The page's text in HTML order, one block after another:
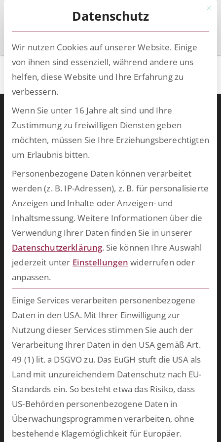
ESCRIBA Designer Basis
Warum ESCRIBA?
ESCRIBA steht für 25 Jahre gelebte Digitalisierung in Unternehmen.
Unser Herz schlägt für digitale Prozesse und skalierbare
Technologien, die wir auf unserer eigenen No- und Low-Code-
Plattform entwickeln. Damit schaffen wir in kurzer Zeit
bahnbrechende Ergebnisse und bringen Ihre Softwarewelt auf
Vordermann. Wählen Sie aus unserem breiten Spektrum an
vorkonfektionierten Lösungen oder lassen Sie uns
maßgeschneiderte Software für Ihren persönlichen Einsatzzweck
entwickeln.mehr >>
Zukünftig mehr über ESCRIBA erfahren?
Ich habe die Hinweise zumDatenschutz zur Kenntnis
genommen.*
Anti-Roboter-Verifizierung
Eintragen
Impressum
Mit
Datenschutz
Wir nutzen Cookies auf unserer Website. Einige
von ihnen sind essenziell, während andere uns
helfen, diese Website und Ihre Erfahrung zu
verbessern.
Wenn Sie unter 16 Jahre alt sind und Ihre
Zustimmung zu freiwilligen Diensten geben
möchten, müssen Sie Ihre Erziehungsberechtigten
um Erlaubnis bitten.
Personenbezogene Daten können verarbeitet
werden (z. B. IP-Adressen), z. B. für personalisierte
Anzeigen und Inhalte oder Anzeigen- und
Inhaltsmessung. Weitere Informationen über die
Verwendung Ihrer Daten finden Sie in unserer
Datenschutzerklärung. Sie können Ihre Auswahl
jederzeit unter Einstellungen widerrufen oder
anpassen.
Einige Services verarbeiten personenbezogene
Daten in den USA. Mit Ihrer Einwilligung zur
Nutzung dieser Services stimmen Sie auch der
Verarbeitung Ihrer Daten in den USA gemäß Art.
49 (1) lit. a DSGVO zu. Das EuGH stuft die USA als
Land mit unzureichendem Datenschutz nach EU-
Standards ein. So besteht etwa das Risiko, dass
US-Behörden personenbezogene Daten in
Überwachungsprogrammen verarbeiten, ohne
bestehende Klagemöglichkeit für Europäer.